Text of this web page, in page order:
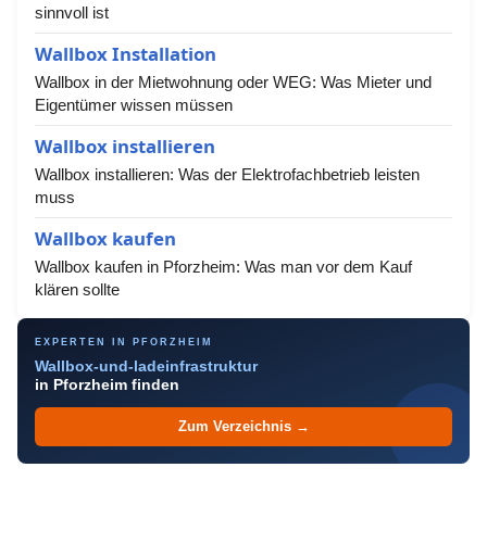
sinnvoll ist
Wallbox Installation
Wallbox in der Mietwohnung oder WEG: Was Mieter und
Eigentümer wissen müssen
Wallbox installieren
Wallbox installieren: Was der Elektrofachbetrieb leisten
muss
Wallbox kaufen
Wallbox kaufen in Pforzheim: Was man vor dem Kauf
klären sollte
EXPERTEN IN PFORZHEIM
Wallbox-und-ladeinfrastruktur
in Pforzheim finden
Zum Verzeichnis →